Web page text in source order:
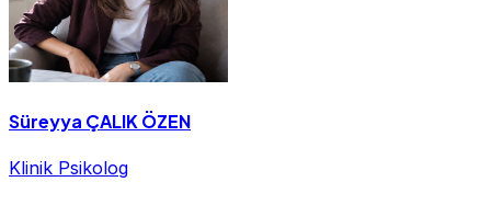
Süreyya ÇALIK ÖZEN
Klinik Psikolog